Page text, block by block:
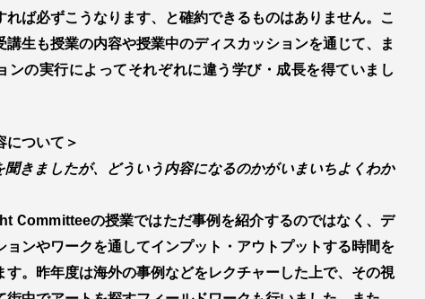
れば必ずこうなります、と確約できるものはありません。こ
講生も授業の内容や授業中のディスカッションを通じて、ま
ンの実行によってそれぞれに違う学び・成長を得ていまし
について＞
聞きましたが、どういう内容になるのかがいまいちよくわか
Committeeの授業ではただ事例を紹介するのではなく、デ
ョンやワークを通してインプット・アウトプットする時間を
す。昨年度は海外の事例などをレクチャーした上で、その視